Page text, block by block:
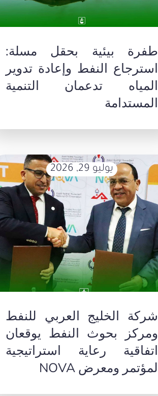
طفرة بيئية بحقل مسلة:
استرجاع النفط وإعادة تدوير
المياه تدعمان التنمية
المستدامة
يوليو 29, 2026
شركة الخليج العربي للنفط
ومركز بحوث النفط يوقعان
اتفاقية رعاية استراتيجية
لمؤتمر ومعرض NOVA